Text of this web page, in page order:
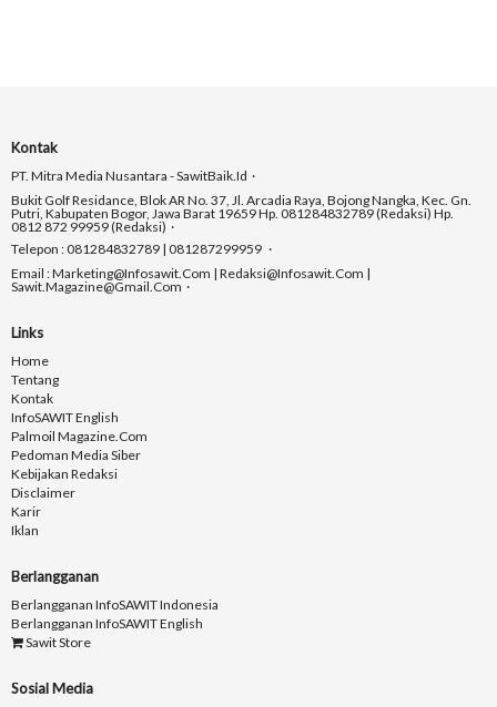
Kontak
PT. Mitra Media Nusantara - SawitBaik.id
Bukit Golf Residance, Blok AR No. 37, Jl. Arcadia Raya, Bojong Nangka, Kec. Gn.
Putri, Kabupaten Bogor, Jawa Barat 19659 Hp. 081284832789 (Redaksi) Hp.
0812 872 99959 (Redaksi)
Telepon : 081284832789 | 081287299959
Email : Marketing@infosawit.com | Redaksi@infosawit.com |
Sawit.magazine@gmail.com
Links
Home
Tentang
Kontak
InfoSAWIT English
Palmoil Magazine.com
Pedoman Media Siber
Kebijakan Redaksi
Disclaimer
Karir
Iklan
Berlangganan
Berlangganan InfoSAWIT Indonesia
Berlangganan InfoSAWIT English
Sawit Store
Sosial Media